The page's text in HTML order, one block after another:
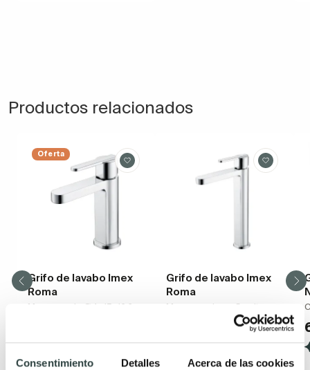
Consentimiento Detalles Acerca de las cookies
Productos relacionados
Oferta
Grifo de lavabo Imex
Roma
Monomando Ø4x15x16.6
57,31€
Grifo de lavabo Imex
Roma
Monomando, caño alto
122,21€
(17)